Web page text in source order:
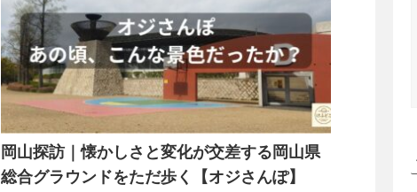
岡山探訪｜懐かしさと変化が交差する岡山県
総合グラウンドをただ歩く【オジさんぽ】